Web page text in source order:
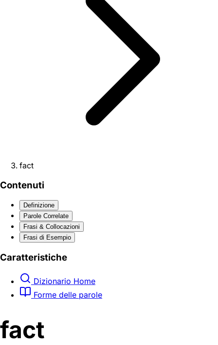
fact
Contenuti
Definizione
Parole Correlate
Frasi & Collocazioni
Frasi di Esempio
Caratteristiche
Dizionario Home
Forme delle parole
fact